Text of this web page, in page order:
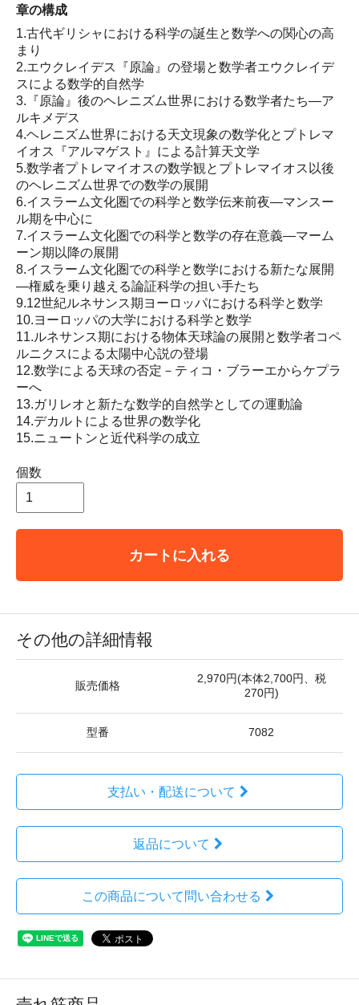
章の構成
1.古代ギリシャにおける科学の誕生と数学への関心の高
まり
2.エウクレイデス『原論』の登場と数学者エウクレイデ
スによる数学的自然学
3.『原論』後のヘレニズム世界における数学者たち―ア
ルキメデス
4.ヘレニズム世界における天文現象の数学化とプトレマ
イオス『アルマゲスト』による計算天文学
5.数学者プトレマイオスの数学観とプトレマイオス以後
のヘレニズム世界での数学の展開
6.イスラーム文化圏での科学と数学伝来前夜―マンスー
ル期を中心に
7.イスラーム文化圏での科学と数学の存在意義―マーム
ーン期以降の展開
8.イスラーム文化圏での科学と数学における新たな展開
―権威を乗り越える論証科学の担い手たち
9.12世紀ルネサンス期ヨーロッパにおける科学と数学
10.ヨーロッパの大学における科学と数学
11.ルネサンス期における物体天球論の展開と数学者コペ
ルニクスによる太陽中心説の登場
12.数学による天球の否定－ティコ・ブラーエからケプラ
ーへ
13.ガリレオと新たな数学的自然学としての運動論
14.デカルトによる世界の数学化
15.ニュートンと近代科学の成立
個数
カートに入れる
その他の詳細情報
販売価格
2,970円(本体2,700円、税
270円)
型番 7082
支払い・配送について
返品について
この商品について問い合わせる